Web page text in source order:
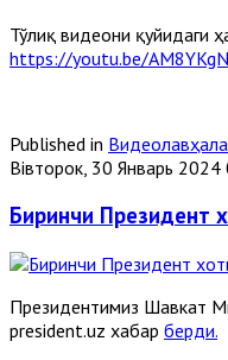
Тўлиқ видеони қуйидаги
https://youtu.be/
Published in
Вівторок, 30 Январь
Биринчи Президент
Президентимиз Шавкат
president.uz хабар берди.